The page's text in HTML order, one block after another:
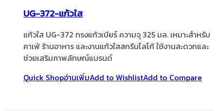
UG-372-แก้วใส
แก้วใส UG-372 ทรงแก้วเบียร์ ความจุ 325 มล. เหมาะสำหรับ
คาเฟ่ ร้านอาหาร และงานแก้วใสสกรีนโลโก้ ใช้งานสะดวกและ
ช่วยเสริมภาพลักษณ์แบรนด์
Quick Shopอ่านเพิ่มAdd to WishlistAdd to Compare